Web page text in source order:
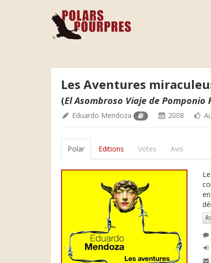
Les Aventures
(El Asombroso Viaje de Pomponio
Eduardo Mendoza 2008
Polar Editions Votes Avis